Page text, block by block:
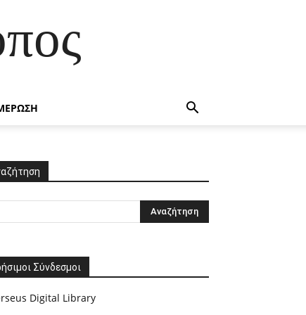
Σύνδεσμοι
Digital Library